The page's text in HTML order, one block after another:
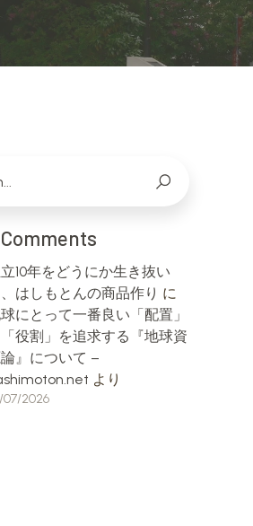
10年をどうにか生き抜い
はしもとんの商品作り に
にとって一番良い「配置」
役割」を追求する『地球資
』について –
より
07/2026